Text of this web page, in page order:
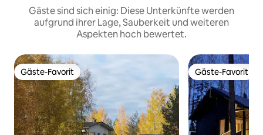
Gäste sind sich einig: Diese Unterkünfte werden
aufgrund ihrer Lage, Sauberkeit und weiteren
Aspekten hoch bewertet.
Gäste-Favorit
Gäste-Favorit Gäste-Favorit
Gäste-Favorit